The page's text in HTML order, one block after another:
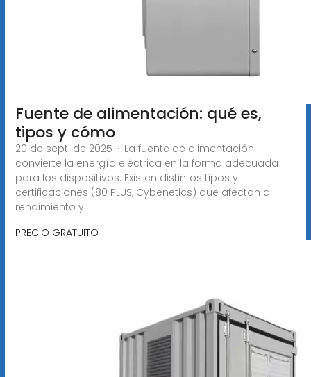
Fuente de alimentación: qué es,
tipos y cómo
20 de sept. de 2025 · La fuente de alimentación
convierte la energía eléctrica en la forma adecuada
para los dispositivos. Existen distintos tipos y
certificaciones (80 PLUS, Cybenetics) que afectan al
rendimiento y
PRECIO GRATUITO